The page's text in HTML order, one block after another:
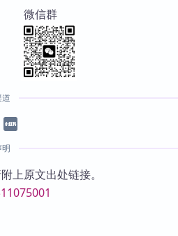
微信群
上原文出处链接。